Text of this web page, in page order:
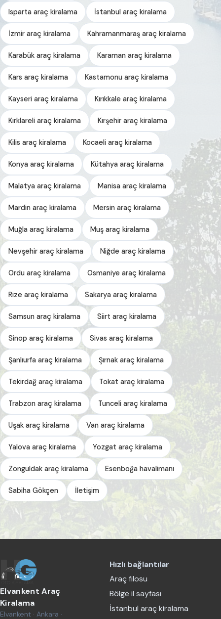
Isparta araç kiralama İstanbul araç kiralama
İzmir araç kiralama Kahramanmaraş araç kiralama
Karabük araç kiralama Karaman araç kiralama
Kars araç kiralama Kastamonu araç kiralama
Kayseri araç kiralama Kırıkkale araç kiralama
Kırklareli araç kiralama Kırşehir araç kiralama
Kilis araç kiralama Kocaeli araç kiralama
Konya araç kiralama Kütahya araç kiralama
Malatya araç kiralama Manisa araç kiralama
Mardin araç kiralama Mersin araç kiralama
Muğla araç kiralama Muş araç kiralama
Nevşehir araç kiralama Niğde araç kiralama
Ordu araç kiralama Osmaniye araç kiralama
Rize araç kiralama Sakarya araç kiralama
Samsun araç kiralama Siirt araç kiralama
Sinop araç kiralama Sivas araç kiralama
Şanlıurfa araç kiralama Şırnak araç kiralama
Tekirdağ araç kiralama Tokat araç kiralama
Trabzon araç kiralama Tunceli araç kiralama
Uşak araç kiralama Van araç kiralama
Yalova araç kiralama Yozgat araç kiralama
Zonguldak araç kiralama Esenboğa havalimanı
Sabiha Gökçen İletişim
Elvankent Araç
Kiralama
Elvankent · Ankara ·
Hızlı bağlantılar
Araç filosu
Bölge il sayfası
İstanbul araç kiralama